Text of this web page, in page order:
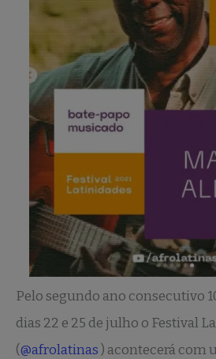
Pelo segundo ano consecutivo
dias 22 e 25 de julho o Festival
(@afrolatinas ) acontecerá com